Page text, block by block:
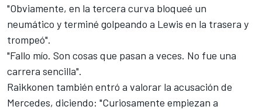
"Obviamente, en la tercera curva bloqueé un
neumático y terminé golpeando a Lewis en la trasera y
trompeó".
"Fallo mío. Son cosas que pasan a veces. No fue una
carrera sencilla".
Raikkonen también entró a valorar la acusación de
Mercedes, diciendo: "Curiosamente empiezan a